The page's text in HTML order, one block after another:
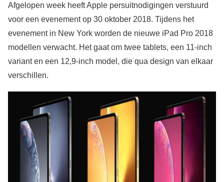
Afgelopen week heeft Apple persuitnodigingen verstuurd
voor een evenement op 30 oktober 2018. Tijdens het
evenement in New York worden de nieuwe iPad Pro 2018
modellen verwacht. Het gaat om twee tablets, een 11-inch
variant en een 12,9-inch model, die qua design van elkaar
verschillen.